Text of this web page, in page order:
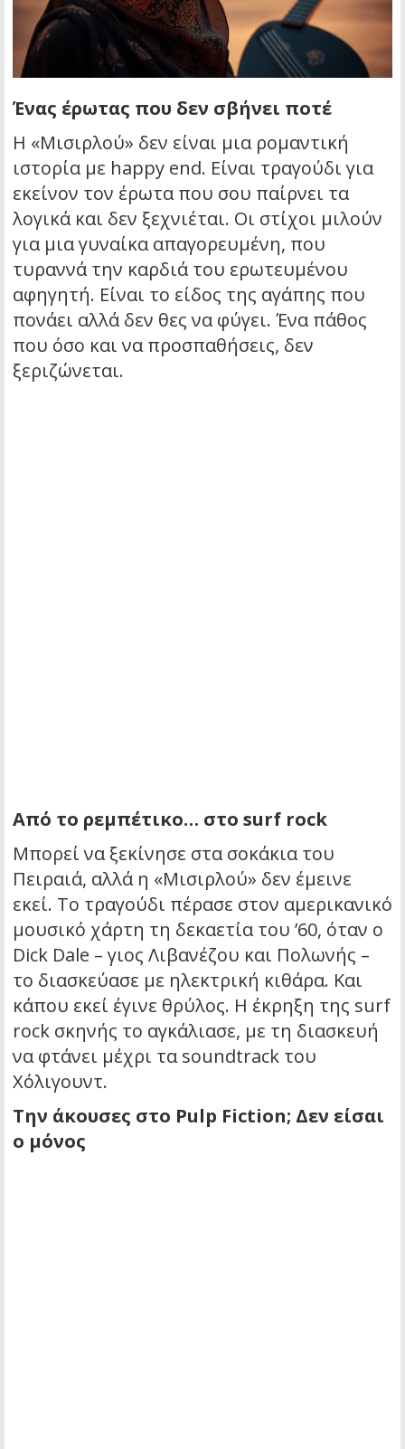
Ένας έρωτας που δεν σβήνει ποτέ
Η «Μισιρλού» δεν είναι μια ρομαντική
ιστορία με happy end. Είναι τραγούδι για
εκείνον τον έρωτα που σου παίρνει τα
λογικά και δεν ξεχνιέται. Οι στίχοι μιλούν
για μια γυναίκα απαγορευμένη, που
τυραννά την καρδιά του ερωτευμένου
αφηγητή. Είναι το είδος της αγάπης που
πονάει αλλά δεν θες να φύγει. Ένα πάθος
που όσο και να προσπαθήσεις, δεν
ξεριζώνεται.
Από το ρεμπέτικο… στο surf rock
Μπορεί να ξεκίνησε στα σοκάκια του
Πειραιά, αλλά η «Μισιρλού» δεν έμεινε
εκεί. Το τραγούδι πέρασε στον αμερικανικό
μουσικό χάρτη τη δεκαετία του ’60, όταν ο
Dick Dale – γιος Λιβανέζου και Πολωνής –
το διασκεύασε με ηλεκτρική κιθάρα. Και
κάπου εκεί έγινε θρύλος. Η έκρηξη της surf
rock σκηνής το αγκάλιασε, με τη διασκευή
να φτάνει μέχρι τα soundtrack του
Χόλιγουντ.
Την άκουσες στο Pulp Fiction; Δεν είσαι
ο μόνος